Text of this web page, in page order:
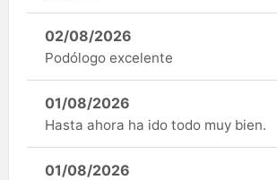
02/08/2026
Podólogo excelente
01/08/2026
Hasta ahora ha ido todo muy bien.
01/08/2026